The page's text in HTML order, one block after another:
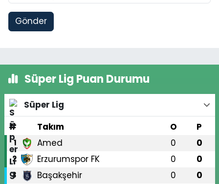
Gönder
Süper Lig Puan Durumu
Süper Lig
#
Takım O P
1 Amed 0 0
2 Erzurumspor FK 0 0
3 Başakşehir 0 0